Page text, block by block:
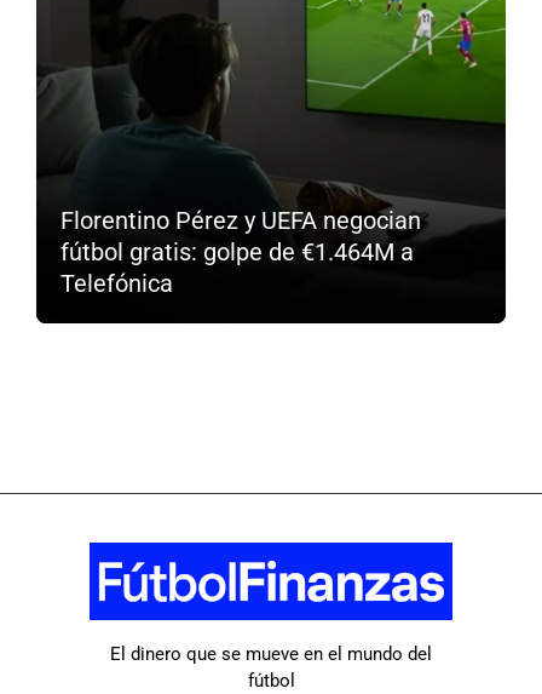
Florentino Pérez y UEFA negocian
fútbol gratis: golpe de €1.464M a
Telefónica
El dinero que se mueve en el mundo del
fútbol